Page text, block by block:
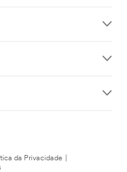
da Privacidade